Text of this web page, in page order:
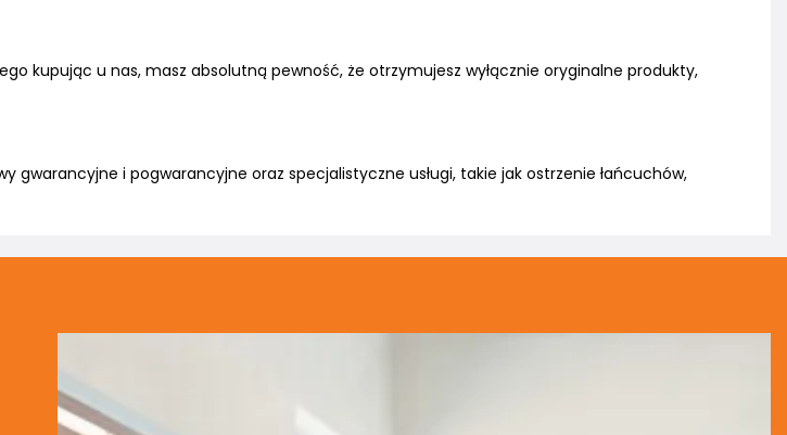
kupując u nas, masz absolutną pewność, że otrzymujesz wyłącznie oryginalne produkty,
gwarancyjne i pogwarancyjne oraz specjalistyczne usługi, takie jak ostrzenie łańcuchów,